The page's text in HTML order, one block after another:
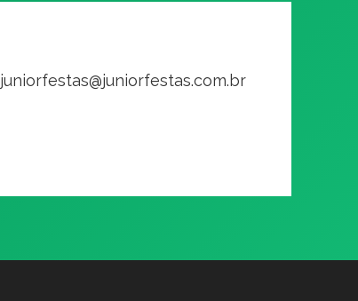
juniorfestas@juniorfestas.com.br